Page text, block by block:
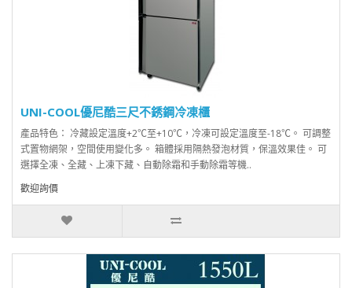
UNI-COOL優尼酷三尺不銹鋼冷凍櫃
產品特色： 冷藏設定溫度+2℃至+10℃，冷凍可設定溫度至-18℃。 可調整
式置物網架，空間使用變化多。 箱體採用隔熱發泡材質，保溫效果佳。 可
選擇全凍、全藏、上凍下藏、自動除霜和手動除霜等機..
歡迎詢價